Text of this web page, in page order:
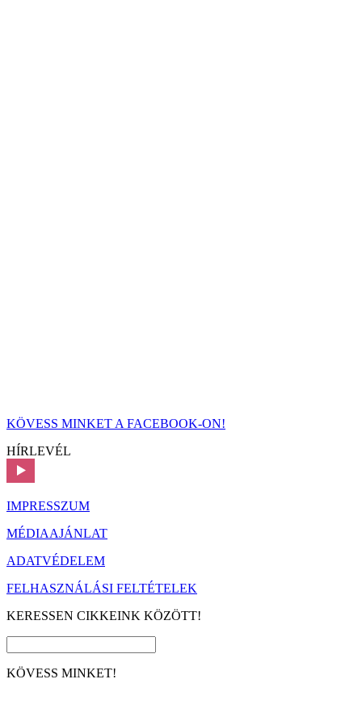
KÖVESS MINKET A FACEBOOK-ON!
HÍRLEVÉL
IMPRESSZUM
MÉDIAAJÁNLAT
ADATVÉDELEM
FELHASZNÁLÁSI FELTÉTELEK
KERESSEN CIKKEINK KÖZÖTT!
KÖVESS MINKET!